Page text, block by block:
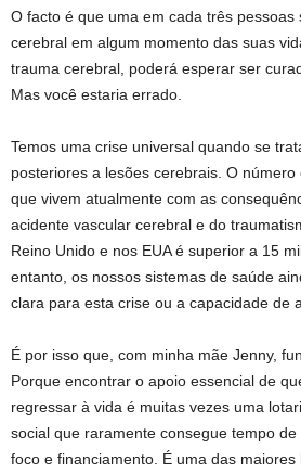
O facto é que uma em cada três pessoas
cerebral em algum momento das suas
trauma cerebral, poderá esperar ser
Mas você estaria errado.
Temos uma crise universal quando se
posteriores a lesões cerebrais. O
que vivem atualmente com as
acidente vascular cerebral e do
Reino Unido e nos EUA é superior a 15
entanto, os nossos sistemas de saúde
clara para esta crise ou a capacidade de
É por isso que, com minha mãe Jenny,
Porque encontrar o apoio essencial de
regressar à vida é muitas vezes uma
social que raramente consegue tempo
foco e financiamento. É uma das